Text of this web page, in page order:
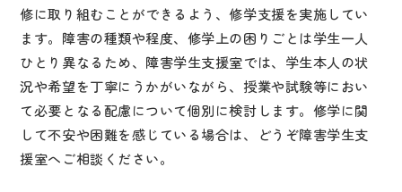
修に取り組むことができるよう、修学支援を実施してい
ます。障害の種類や程度、修学上の困りごとは学生一人
ひとり異なるため、障害学生支援室では、学生本人の状
況や希望を丁寧にうかがいながら、授業や試験等におい
て必要となる配慮について個別に検討します。修学に関
して不安や困難を感じている場合は、どうぞ障害学生支
援室へご相談ください。